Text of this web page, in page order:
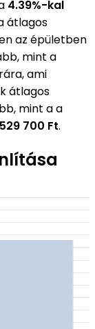
4.39%-kal
átlagos
az épületben
mint a
ami
átlagos
mint a a
529 700 Ft.